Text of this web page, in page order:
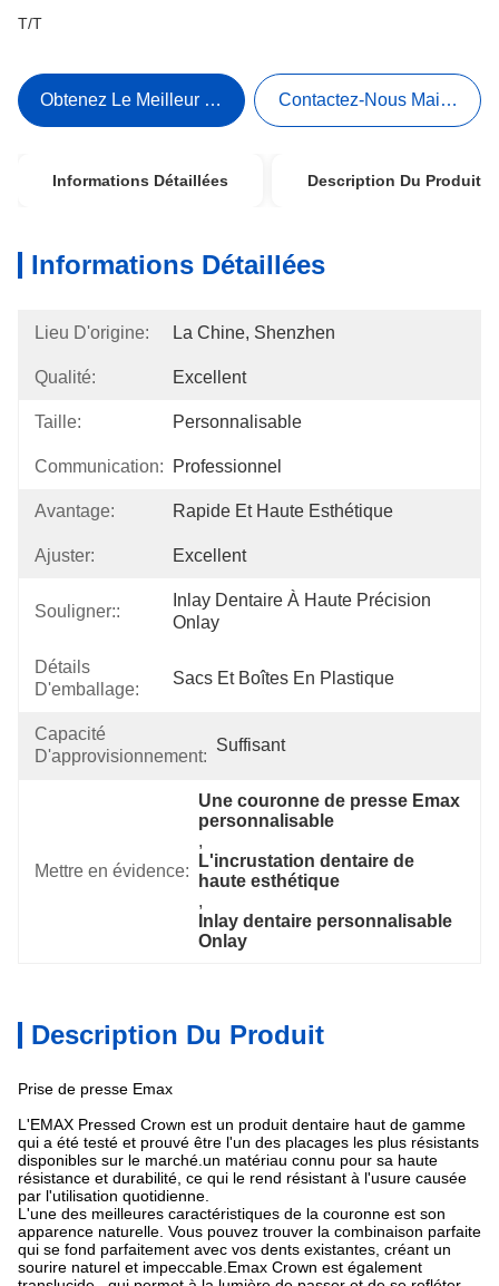
T/T
Obtenez Le Meilleur Prix Contactez-Nous Maintenant
Informations Détaillées Description Du Produit
Informations Détaillées
Lieu D'origine: La Chine, Shenzhen
Qualité: Excellent
Taille: Personnalisable
Communication: Professionnel
Avantage: Rapide Et Haute Esthétique
Ajuster: Excellent
Souligner::
Inlay Dentaire À Haute Précision
Onlay
Détails
D'emballage:
Sacs Et Boîtes En Plastique
Capacité
D'approvisionnement:
Suffisant
Mettre en évidence:
Une couronne de presse Emax
personnalisable
,
L'incrustation dentaire de
haute esthétique
,
Inlay dentaire personnalisable
Onlay
Description Du Produit
Prise de presse Emax
L'EMAX Pressed Crown est un produit dentaire haut de gamme
qui a été testé et prouvé être l'un des placages les plus résistants
disponibles sur le marché.un matériau connu pour sa haute
résistance et durabilité, ce qui le rend résistant à l'usure causée
par l'utilisation quotidienne.
L'une des meilleures caractéristiques de la couronne est son
apparence naturelle. Vous pouvez trouver la combinaison parfaite
qui se fond parfaitement avec vos dents existantes, créant un
sourire naturel et impeccable.Emax Crown est également